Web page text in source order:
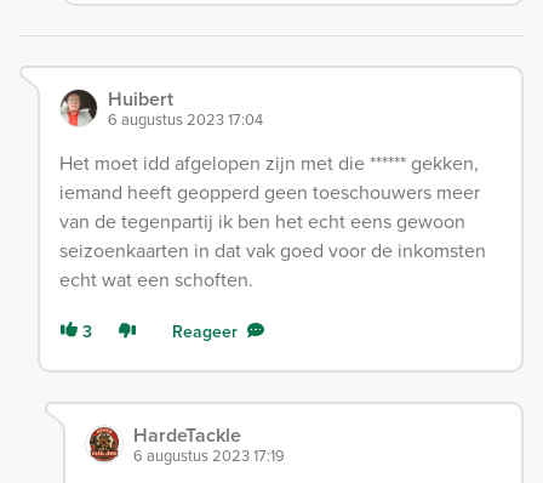
Huibert
6 augustus 2023 17:04
Het moet idd afgelopen zijn met die ****** gekken,
iemand heeft geopperd geen toeschouwers meer
van de tegenpartij ik ben het echt eens gewoon
seizoenkaarten in dat vak goed voor de inkomsten
echt wat een schoften.
3 Reageer
HardeTackle
6 augustus 2023 17:19